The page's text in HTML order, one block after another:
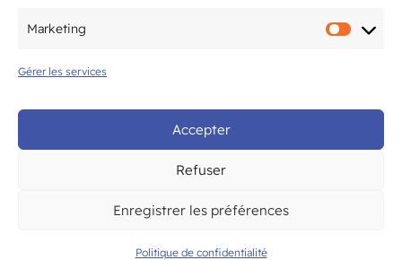
Marketing
Gérer les services
Accepter
Refuser
Enregistrer les préférences
Politique de confidentialité
réservés